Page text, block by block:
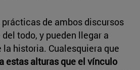
de ambos discursos
todo, y pueden llegar a
historia. Cualesquiera que
estas alturas que el vínculo